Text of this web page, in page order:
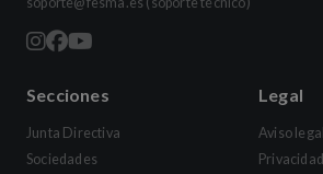
Secciones
Junta Directiva
Sociedades
Legal
Aviso legal
Privacidad